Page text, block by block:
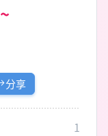
分享
1